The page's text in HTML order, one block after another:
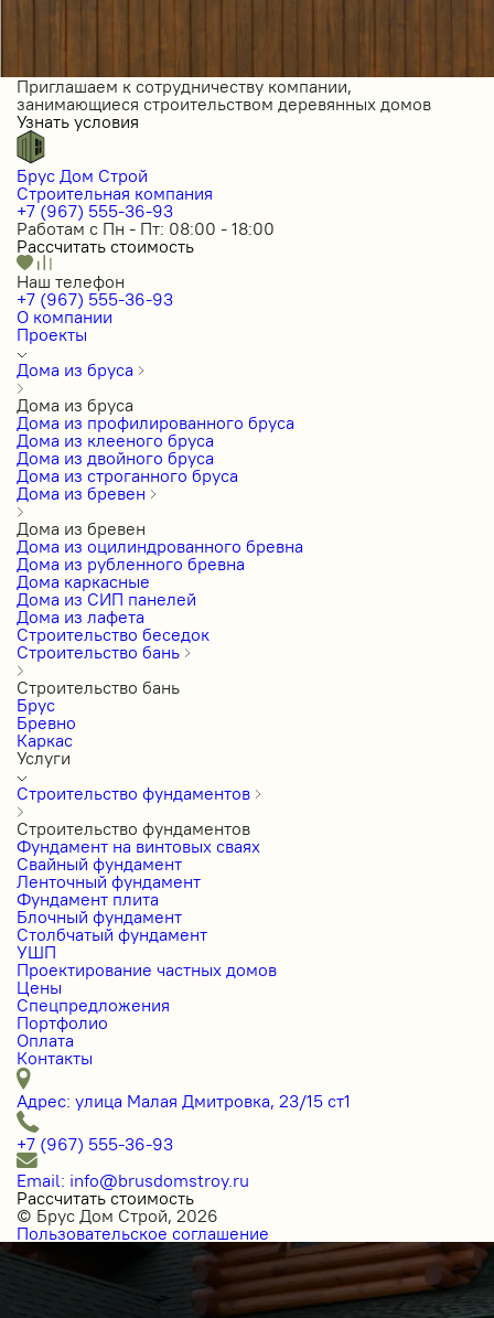
Приглашаем к сотрудничеству компании,
занимающиеся строительством деревянных домов
Узнать условия
Брус Дом Строй
Строительная компания
+7 (967) 555-36-93
Работам с Пн - Пт: 08:00 - 18:00
Рассчитать стоимость
Наш телефон
+7 (967) 555-36-93
О компании
Проекты
Дома из бруса
Дома из бруса
Дома из профилированного бруса
Дома из клееного бруса
Дома из двойного бруса
Дома из строганного бруса
Дома из бревен
Дома из бревен
Дома из оцилиндрованного бревна
Дома из рубленного бревна
Дома каркасные
Дома из СИП панелей
Дома из лафета
Строительство беседок
Строительство бань
Строительство бань
Брус
Бревно
Каркас
Услуги
Строительство фундаментов
Строительство фундаментов
Фундамент на винтовых сваях
Свайный фундамент
Ленточный фундамент
Фундамент плита
Блочный фундамент
Столбчатый фундамент
УШП
Проектирование частных домов
Цены
Спецпредложения
Портфолио
Оплата
Контакты
Адрес: улица Малая Дмитровка, 23/15 ст1
+7 (967) 555-36-93
Email: info@brusdomstroy.ru
Рассчитать стоимость
© Брус Дом Строй, 2026
Пользовательское соглашение